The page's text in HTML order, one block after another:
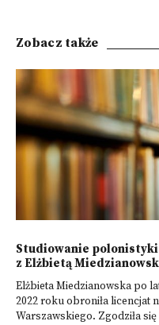
Zobacz także
Studiowanie polonistyki
z Elżbietą
Elżbieta Miedzianowska po
2022 roku obroniła licencjat
Warszawskiego. Zgodziła